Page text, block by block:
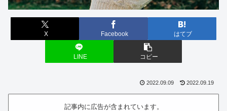
X Facebook はてブ
LINE コピー
2022.09.09 2022.09.19
記事内に広告が含まれています。